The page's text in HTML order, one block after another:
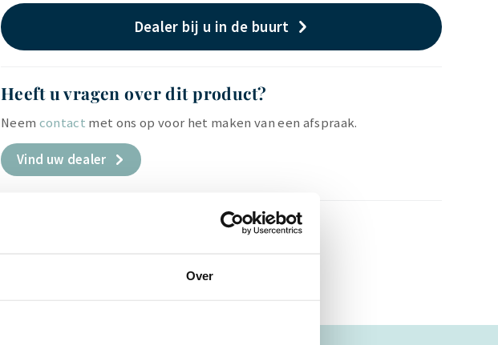
Over
Dealer bij u in de buurt
Heeft u vragen over dit product?
Neem contact met ons op voor het maken van een afspraak.
Vind uw dealer